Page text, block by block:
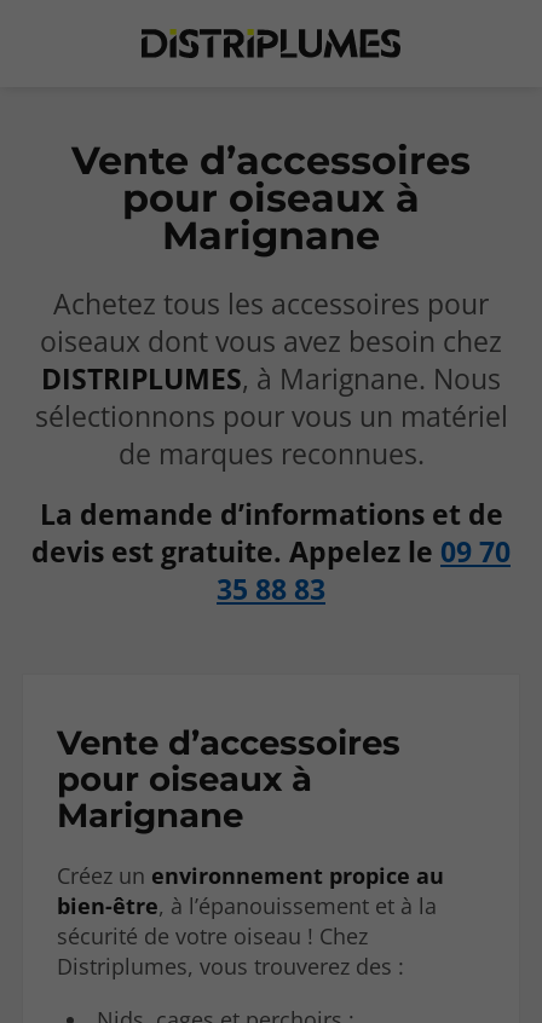
Vente d’accessoires
pour oiseaux à
Marignane
Achetez tous les accessoires pour
oiseaux dont vous avez besoin chez
DISTRIPLUMES, à Marignane. Nous
sélectionnons pour vous un matériel
de marques reconnues.
La demande d’informations et de
devis est gratuite. Appelez le 09 70
35 88 83
Vente d’accessoires
pour oiseaux à
Marignane
Créez un environnement propice au
bien-être, à l’épanouissement et à la
sécurité de votre oiseau ! Chez
Distriplumes, vous trouverez des :